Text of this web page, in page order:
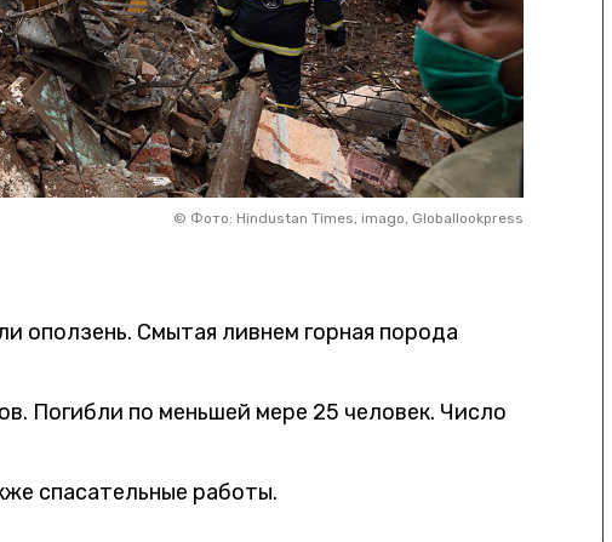
© Фото: Hindustan Times, imago, Globallookpress
оползень. Смытая ливнем горная порода
Погибли по меньшей мере 25 человек. Число
спасательные работы.